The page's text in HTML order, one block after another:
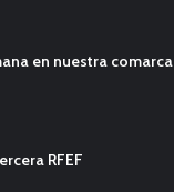
en nuestra comarca
RFEF